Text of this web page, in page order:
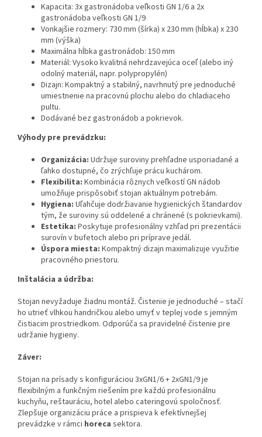
Kapacita: 3x gastronádoba veľkosti GN 1/6 a 2x
gastronádoba veľkosti GN 1/9
Vonkajšie rozmery: 730 mm (šírka) x 230 mm (hĺbka) x 230
mm (výška)
Maximálna hĺbka gastronádob: 150 mm
Materiál: Vysoko kvalitná nehrdzavejúca oceľ (alebo iný
odolný materiál, napr. polypropylén)
Dizajn: Kompaktný a stabilný, navrhnutý pre jednoduché
umiestnenie na pracovnú plochu alebo do chladiaceho
pultu.
Dodávané bez gastronádob a pokrievok.
Výhody pre prevádzku:
Organizácia: Udržuje suroviny prehľadne usporiadané a
ľahko dostupné, čo zrýchľuje prácu kuchárom.
Flexibilita: Kombinácia rôznych veľkostí GN nádob
umožňuje prispôsobiť stojan aktuálnym potrebám.
Hygiena: Uľahčuje dodržiavanie hygienických štandardov
tým, že suroviny sú oddelené a chránené (s pokrievkami).
Estetika: Poskytuje profesionálny vzhľad pri prezentácii
surovín v bufetoch alebo pri príprave jedál.
Úspora miesta: Kompaktný dizajn maximalizuje využitie
pracovného priestoru.
Inštalácia a údržba:
Stojan nevyžaduje žiadnu montáž. Čistenie je jednoduché – stačí
ho utrieť vlhkou handričkou alebo umyť v teplej vode s jemným
čistiacim prostriedkom. Odporúča sa pravidelné čistenie pre
udržanie hygieny.
Záver:
Stojan na prísady s konfiguráciou 3xGN1/6 + 2xGN1/9 je
flexibilným a funkčným riešením pre každú profesionálnu
kuchyňu, reštauráciu, hotel alebo cateringovú spoločnosť.
Zlepšuje organizáciu práce a prispieva k efektívnejšej
prevádzke v rámci horeca sektora.